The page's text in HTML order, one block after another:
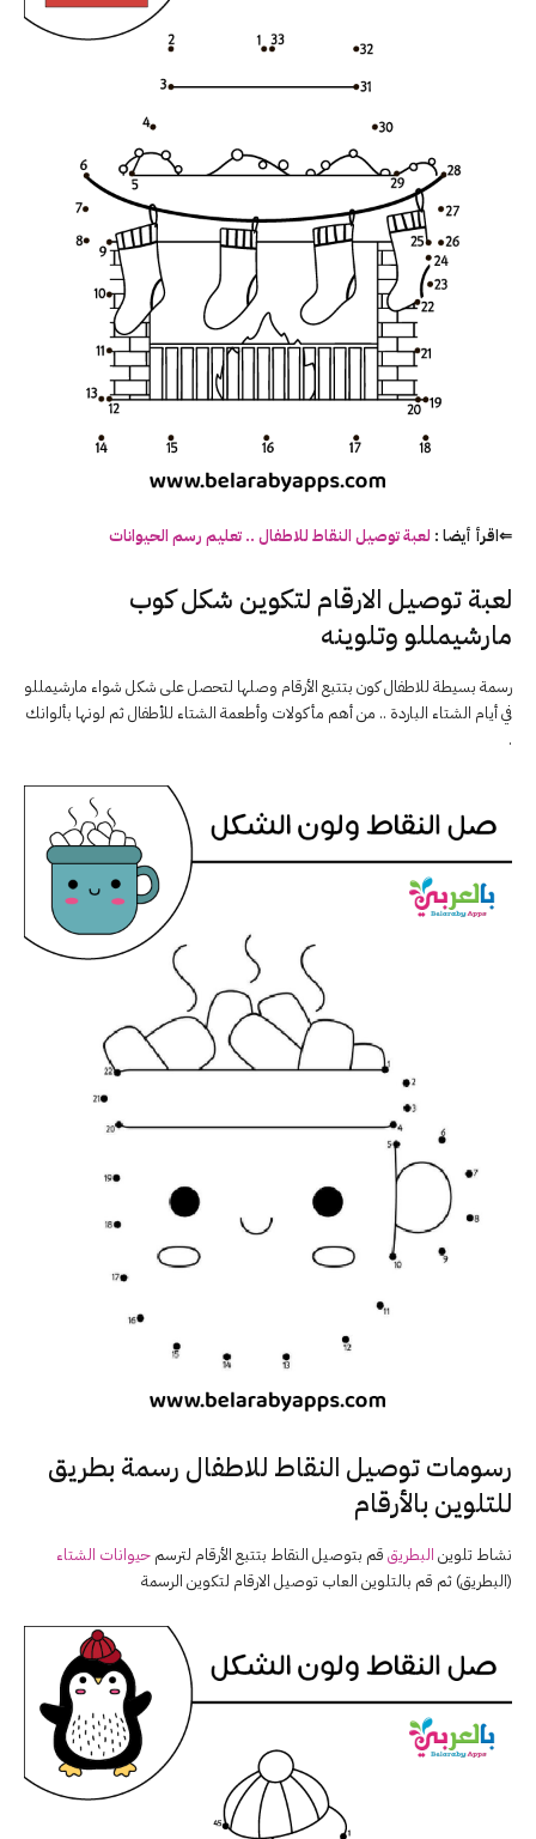
⇐اقرأ أيضا : لعبةتوصيل النقاط للاطفال .. تعليم رسم الحيوانات
لعبة توصيل الارقام لتكوين شكل كوب
مارشيمللو وتلوينه
رسمة بسيطة للاطفال كون بتتبع الأرقام وصلها لتحصل على شكل شواء مارشيمللو
في أيام الشتاء الباردة .. من أهم مأكولات وأطعمة الشتاء للأطفال ثم لونها بألوانك
.
رسوماتتوصيل النقاط للاطفال رسمة بطريق
للتلوين بالأرقام
نشاط تلوين البطريق قم بتوصيل النقاط بتتبع الأرقام لترسم حيوانات الشتاء
(البطريق) ثم قم بالتلوين العاب توصيل الارقام لتكوين الرسمة